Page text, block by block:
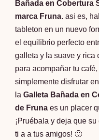
Bañada en Cobertura
marca Fruna. asi es,
tableton en un nuevo
el equilibrio perfecto
galleta y la suave y rica
para acompañar tu
simplemente disfrutar
laGalleta Bañada en
de Fruna es un placer
¡Pruébala y deja que
ti a a tus amigos! 🙂